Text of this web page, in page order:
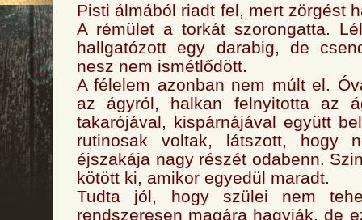
Pisti álmából riadt fel, mert zörgést
A rémület a torkát szorongatta.
hallgatózott egy darabig, de
nesz nem ismétlődött.
A félelem azonban nem múlt el.
az ágyról, halkan felnyitotta az
takarójával, kispárnájával együtt
rutinosak voltak, látszott, hogy
éjszakája nagy részét odabenn.
kötött ki, amikor egyedül maradt.
Tudta jól, hogy szülei nem
rendszeresen magára hagyják, de